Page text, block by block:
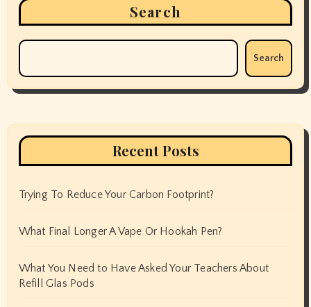
Search
Search
Recent Posts
Trying To Reduce Your Carbon Footprint?
What Final Longer A Vape Or Hookah Pen?
What You Need to Have Asked Your Teachers About
Refill Glas Pods